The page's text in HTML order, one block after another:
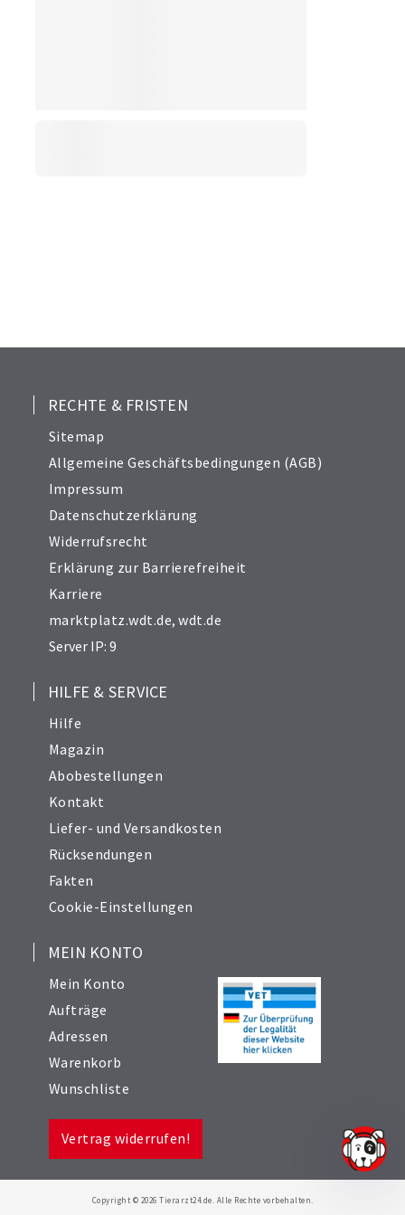
RECHTE & FRISTEN
Sitemap
Allgemeine Geschäftsbedingungen (AGB)
Impressum
Datenschutzerklärung
Widerrufsrecht
Erklärung zur Barrierefreiheit
Karriere
marktplatz.wdt.de,wdt.de
Server IP: 9
HILFE & SERVICE
Hilfe
Magazin
Abobestellungen
Kontakt
Liefer- und Versandkosten
Rücksendungen
Fakten
Cookie-Einstellungen
MEIN KONTO
Mein Konto
Aufträge
Adressen
Warenkorb
Wunschliste
Vertrag widerrufen!
Copyright © 2026 Tierarzt24.de. Alle Rechte vorbehalten.